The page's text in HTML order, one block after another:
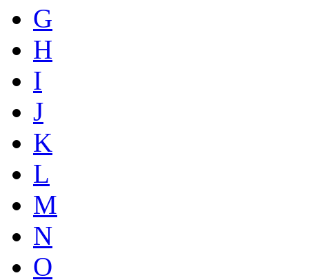
G
H
I
J
K
L
M
N
O